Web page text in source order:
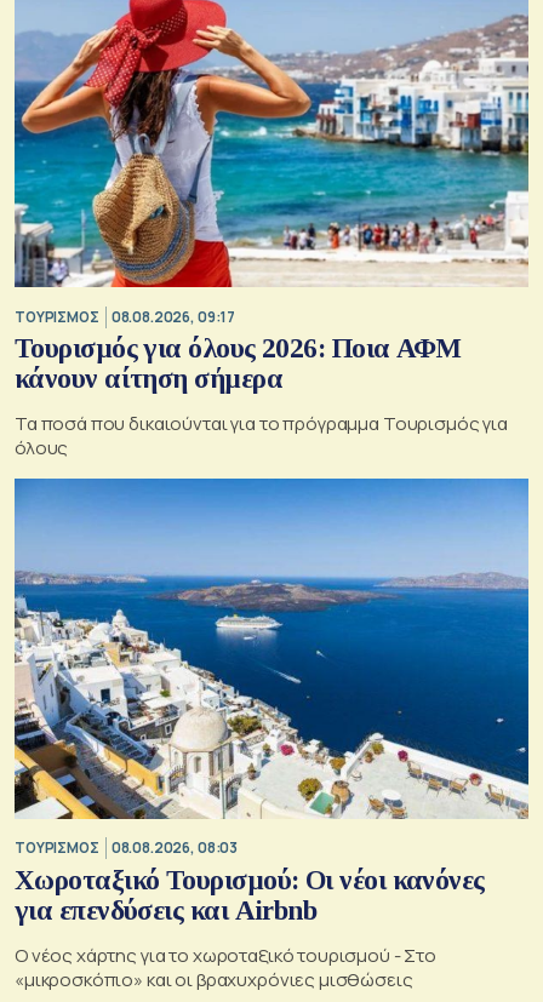
ΤΟΥΡΙΣΜΟΣ 08.08.2026, 09:17
Τουρισμός για όλους 2026: Ποια ΑΦΜ
κάνουν αίτηση σήμερα
Τα ποσά που δικαιούνται για το πρόγραμμα Τουρισμός για
όλους
ΤΟΥΡΙΣΜΟΣ 08.08.2026, 08:03
Χωροταξικό Τουρισμού: Οι νέοι κανόνες
για επενδύσεις και Airbnb
Ο νέος χάρτης για το χωροταξικό τουρισμού - Στο
«μικροσκόπιο» και οι βραχυχρόνιες μισθώσεις